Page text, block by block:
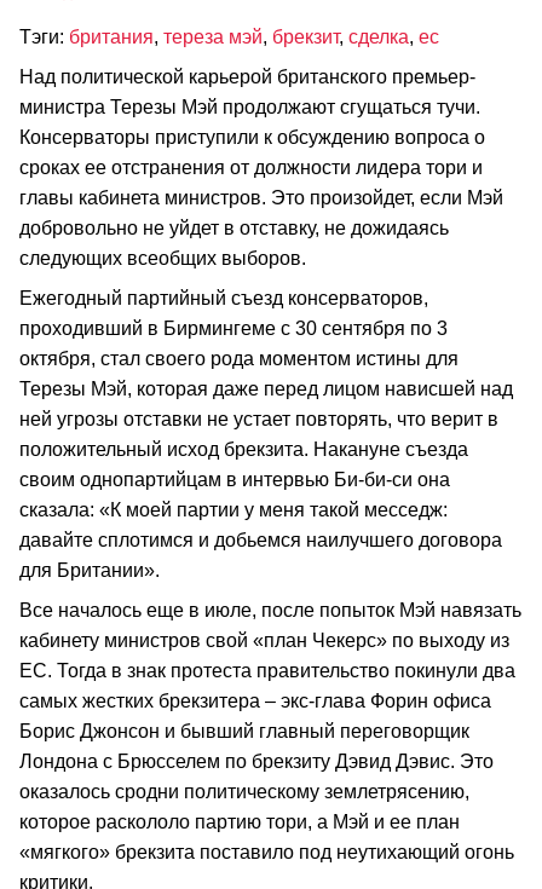
Тэги: британия, тереза мэй, брекзит, сделка, ес
Над политической карьерой британского премьер-
министра Терезы Мэй продолжают сгущаться тучи.
Консерваторы приступили к обсуждению вопроса о
сроках ее отстранения от должности лидера тори и
главы кабинета министров. Это произойдет, если Мэй
добровольно не уйдет в отставку, не дожидаясь
следующих всеобщих выборов.
Ежегодный партийный съезд консерваторов,
проходивший в Бирмингеме с 30 сентября по 3
октября, стал своего рода моментом истины для
Терезы Мэй, которая даже перед лицом нависшей над
ней угрозы отставки не устает повторять, что верит в
положительный исход брекзита. Накануне съезда
своим однопартийцам в интервью Би-би-си она
сказала: «К моей партии у меня такой месседж:
давайте сплотимся и добьемся наилучшего договора
для Британии».
Все началось еще в июле, после попыток Мэй навязать
кабинету министров свой «план Чекерс» по выходу из
ЕС. Тогда в знак протеста правительство покинули два
самых жестких брекзитера – экс-глава Форин офиса
Борис Джонсон и бывший главный переговорщик
Лондона с Брюсселем по брекзиту Дэвид Дэвис. Это
оказалось сродни политическому землетрясению,
которое раскололо партию тори, а Мэй и ее план
«мягкого» брекзита поставило под неутихающий огонь
критики.